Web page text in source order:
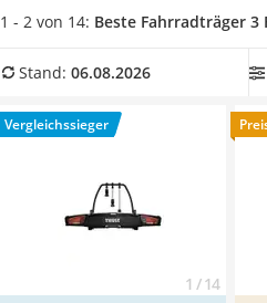
Alkoholtester
Diesel-Additiv
Wagenheber
Service
erleichtert Ihnen den sicheren
abklappbaren Fahrradträger für
können. Überzeugt hat uns hier
das ModellThule VeloSpace XT 3
1 - 2 von 14: Beste Fahrradträger 3
Stand: 06.08.2026
Vergleichssieger
1 / 14